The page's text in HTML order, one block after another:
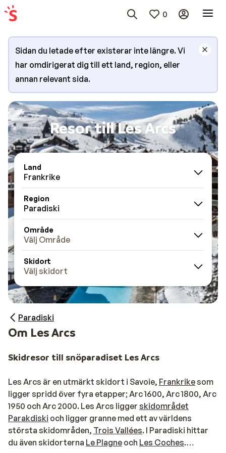
0
Sidan du letade efter existerar inte längre. Vi
har omdirigerat dig till ett land, region, eller
annan relevant sida.
Resor till Les Arcs
Land
Frankrike
Region
Paradiski
Område
Välj Område
Skidort
Välj skidort
Paradiski
Om Les Arcs
Skidresor till snöparadiset Les Arcs
Les Arcs är en utmärkt skidort i Savoie, Frankrikesom
ligger spridd över fyra etapper; Arc 1600, Arc 1800, Arc
1950 och Arc 2000. Les Arcs ligger skidområdet
Parakdiski och ligger granne med ett av världens
största skidområden, Trois Vallées. I Paradiski hittar
du även skidorterna Le Plagne och Les Coches.